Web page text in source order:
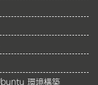
環境構築